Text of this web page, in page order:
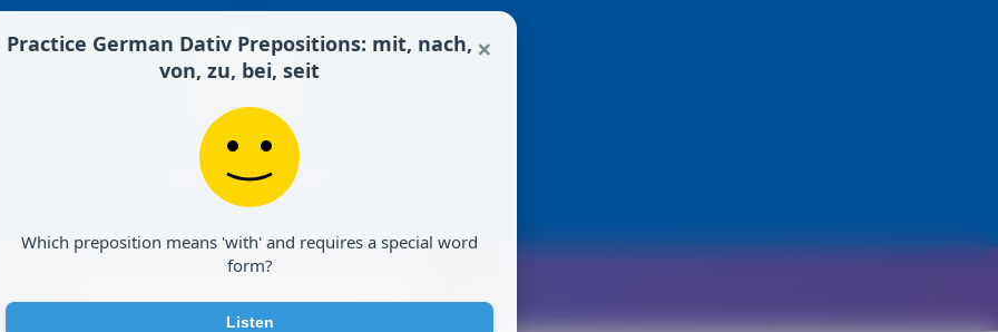
Deutsch Exercises
About
×
Practice German Dativ Prepositions: mit, nach,
von, zu, bei, seit
Which preposition means 'with' and requires a special word
form?
Listen